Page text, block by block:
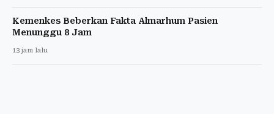
Kemenkes Beberkan Fakta Almarhum Pasien
Menunggu 8 Jam
13 jam lalu